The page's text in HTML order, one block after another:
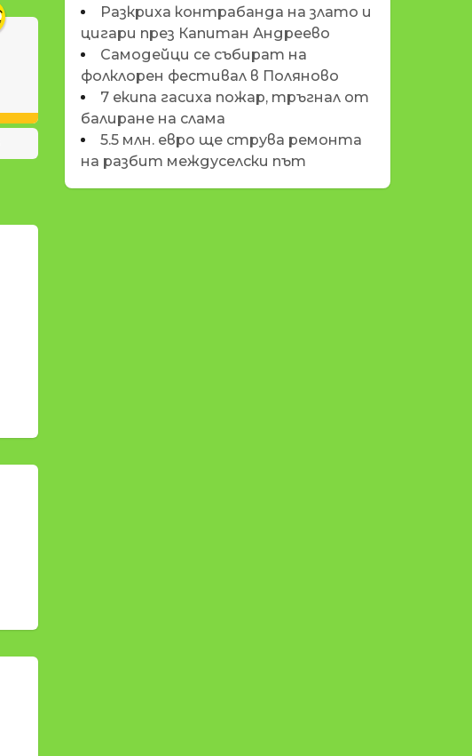
Разкриха контрабанда на злато и
цигари през Капитан Андреево
Самодейци се събират на
фолклорен фестивал в Поляново
7 екипа гасиха пожар, тръгнал от
балиране на слама
5.5 млн. евро ще струва ремонта
на разбит междуселски път